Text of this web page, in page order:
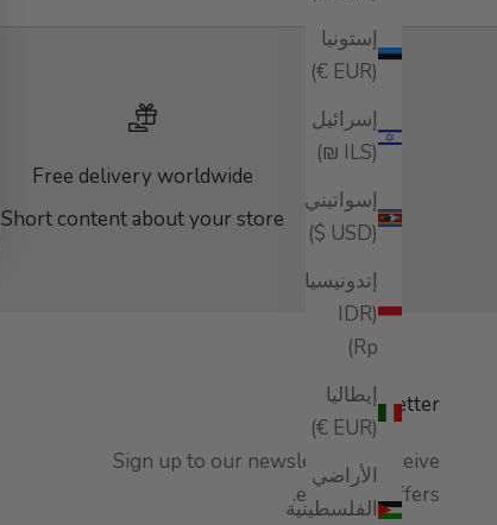
إستونيا
(EUR €)
إسرائيل
(ILS ₪)
إسواتيني
(USD $)
إندونيسيا
(IDR
Rp)
إيطاليا
(EUR €)
الأراضي
الفلسطينية
Free delivery worldwide
Short content about your store
Newsletter
Sign up to our newsletter to receive
exclusive offers.